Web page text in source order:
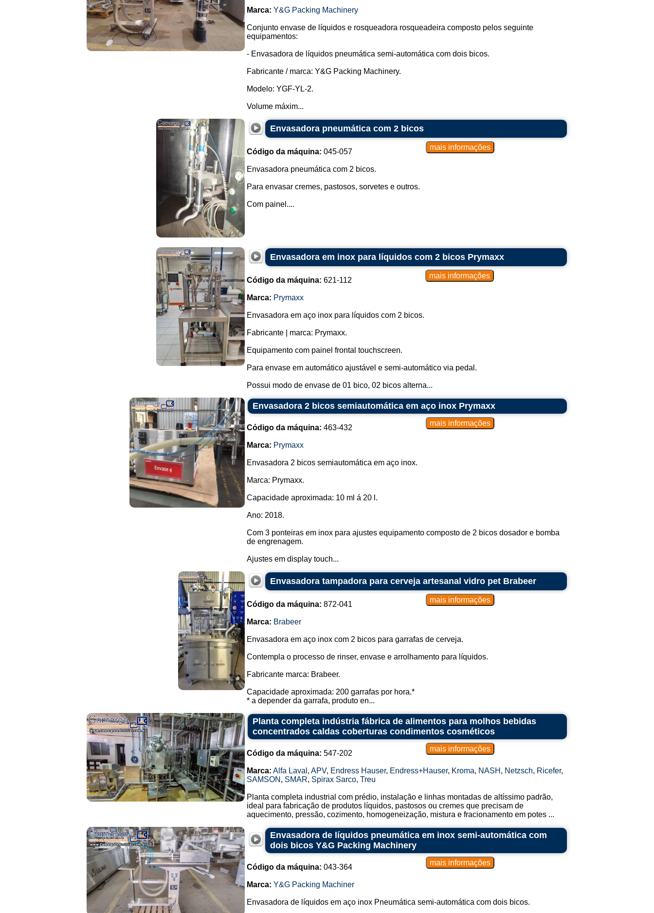
Marca: Y&G Packing Machinery
Conjunto envase de líquidos e rosqueadora rosqueadeira composto pelos seguinte
equipamentos:
- Envasadora de líquidos pneumática semi-automática com dois bicos.
Fabricante / marca: Y&G Packing Machinery.
Modelo: YGF-YL-2.
Volume máxim...
Envasadora pneumática com 2 bicos
Código da máquina: 045-057
Envasadora pneumática com 2 bicos.
Para envasar cremes, pastosos, sorvetes e outros.
Com painel....
Envasadora em inox para líquidos com 2 bicos Prymaxx
Código da máquina: 621-112
Marca: Prymaxx
Envasadora em aço inox para líquidos com 2 bicos.
Fabricante | marca: Prymaxx.
Equipamento com painel frontal touchscreen.
Para envase em automático ajustável e semi-automático via pedal.
Possui modo de envase de 01 bico, 02 bicos alterna...
Envasadora 2 bicos semiautomática em aço inox Prymaxx
Código da máquina: 463-432
Marca: Prymaxx
Envasadora 2 bicos semiautomática em aço inox.
Marca: Prymaxx.
Capacidade aproximada: 10 ml á 20 l.
Ano: 2018.
Com 3 ponteiras em inox para ajustes equipamento composto de 2 bicos dosador e bomba
de engrenagem.
Ajustes em display touch...
Envasadora tampadora para cerveja artesanal vidro pet Brabeer
Código da máquina: 872-041
Marca: Brabeer
Envasadora em aço inox com 2 bicos para garrafas de cerveja.
Contempla o processo de rinser, envase e arrolhamento para líquidos.
Fabricante marca: Brabeer.
Capacidade aproximada: 200 garrafas por hora.*
* a depender da garrafa, produto en...
Planta completa indústria fábrica de alimentos para molhos bebidas
concentrados caldas coberturas condimentos cosméticos
Código da máquina: 547-202
Marca: Alfa Laval , APV, Endress Hauser, Endress+Hauser, Kroma, NASH , Netzsch, Ricefer,
SAMSON , SMAR, Spirax Sarco, Treu
Planta completa industrial com prédio, instalação e linhas montadas de altíssimo padrão,
ideal para fabricação de produtos líquidos, pastosos ou cremes que precisam de
aquecimento, pressão, cozimento, homogeneização, mistura e fracionamento em potes ...
Envasadora de líquidos pneumática em inox semi-automática com
dois bicos Y&G Packing Machinery
Código da máquina: 043-364
Marca: Y&G Packing Machiner
Envasadora de líquidos em aço inox Pneumática semi-automática com dois bicos.